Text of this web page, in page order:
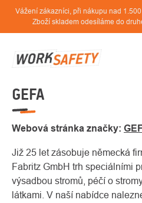
Přejít
obsah
Vážení zákazníci, při nákupu nad
Zboží skladem odesíláme do
GEFA
Webová stránka značky:
Již 25 let zásobuje německá
Fabritz GmbH trh speciálními
výsadbou stromů, péčí o
látkami. V naší nabídce